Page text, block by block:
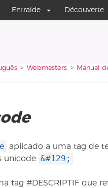
Entraide Découverte
Webmasters Manual
aplicado a uma tag de
unicode &#129;
tag #DESCRIPTIF que